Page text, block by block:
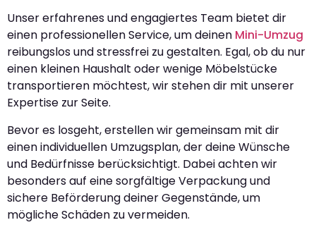
Unser erfahrenes und engagiertes Team bietet dir
einen professionellen Service, um deinen Mini-Umzug
reibungslos und stressfrei zu gestalten. Egal, ob du nur
einen kleinen Haushalt oder wenige Möbelstücke
transportieren möchtest, wir stehen dir mit unserer
Expertise zur Seite.
Bevor es losgeht, erstellen wir gemeinsam mit dir
einen individuellen Umzugsplan, der deine Wünsche
und Bedürfnisse berücksichtigt. Dabei achten wir
besonders auf eine sorgfältige Verpackung und
sichere Beförderung deiner Gegenstände, um
mögliche Schäden zu vermeiden.